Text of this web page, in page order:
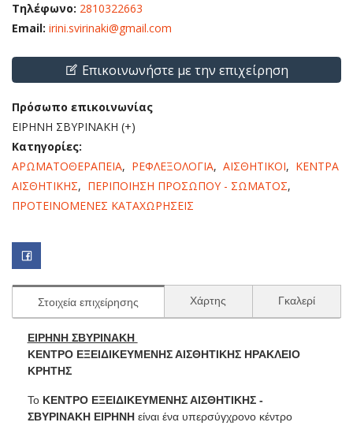
Τηλέφωνο: 2810322663
Email: irini.svirinaki@gmail.com
Επικοινωνήστε με την επιχείρηση
Πρόσωπο επικοινωνίας
ΕΙΡΗΝΗ ΣΒΥΡΙΝΑΚΗ (+)
Κατηγορίες:
ΑΡΩΜΑΤΟΘΕΡΑΠΕΙΑ, ΡΕΦΛΕΞΟΛΟΓΙΑ, ΑΙΣΘΗΤΙΚΟΙ, ΚΕΝΤΡΑ
ΑΙΣΘΗΤΙΚΗΣ, ΠΕΡΙΠΟΙΗΣΗ ΠΡΟΣΩΠΟΥ - ΣΩΜΑΤΟΣ,
ΠΡΟΤΕΙΝΟΜΕΝΕΣ ΚΑΤΑΧΩΡΗΣΕΙΣ
Στοιχεία επιχείρησης Χάρτης Γκαλερί
ΕΙΡΗΝΗ ΣΒΥΡΙΝΑΚΗ
ΚΕΝΤΡΟ ΕΞΕΙΔΙΚΕΥΜΕΝΗΣ ΑΙΣΘΗΤΙΚΗΣ ΗΡΑΚΛΕΙΟ
ΚΡΗΤΗΣ
Το ΚΕΝΤΡΟ ΕΞΕΙΔΙΚΕΥΜΕΝΗΣ ΑΙΣΘΗΤΙΚΗΣ -
ΣΒΥΡΙΝΑΚΗ ΕΙΡΗΝΗείναι ένα υπερσύγχρονο κέντρο